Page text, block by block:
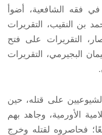
فقه الشافعية، أضوأ
بن النقيب، التقريرات
التقريرات على فتح
البجيرمي، التقريرات
على قتله، حين
الأورمية، وجاهد بهم
فحاصروه لقتله وخرج